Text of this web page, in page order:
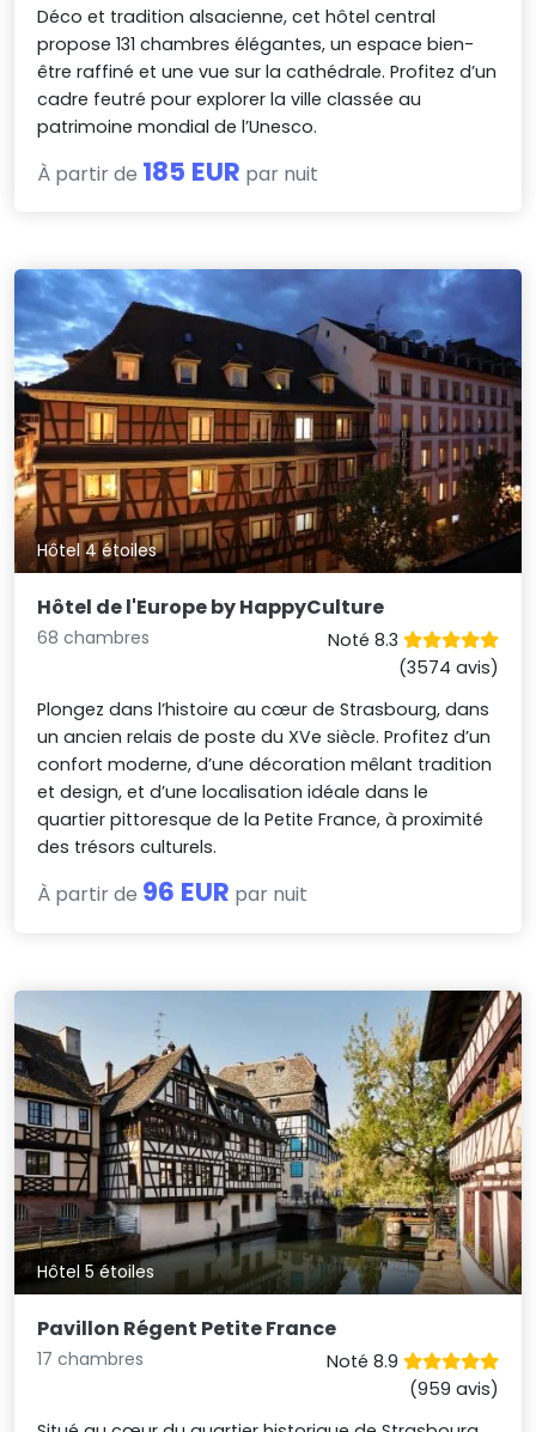
Déco et tradition alsacienne, cet hôtel central
propose 131 chambres élégantes, un espace bien-
être raffiné et une vue sur la cathédrale. Profitez d’un
cadre feutré pour explorer la ville classée au
patrimoine mondial de l’Unesco.
À partir de 185 EUR par nuit
Hôtel 4 étoiles
Hôtel de l'Europe by HappyCulture
68 chambres
Noté 8.3
(3574 avis)
Plongez dans l’histoire au cœur de Strasbourg, dans
un ancien relais de poste du XVe siècle. Profitez d’un
confort moderne, d’une décoration mêlant tradition
et design, et d’une localisation idéale dans le
quartier pittoresque de la Petite France, à proximité
des trésors culturels.
À partir de 96 EUR par nuit
Hôtel 5 étoiles
Pavillon Régent Petite France
17 chambres
Noté 8.9
(959 avis)